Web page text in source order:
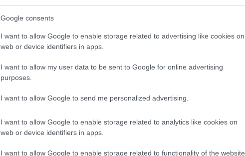
Google consents
I want to allow Google to enable storage related to advertising like cookies on
web or device identifiers in apps.
I want to allow my user data to be sent to Google for online advertising
purposes.
I want to allow Google to send me personalized advertising.
I want to allow Google to enable storage related to analytics like cookies on
web or device identifiers in apps.
I want to allow Google to enable storage related to functionality of the website